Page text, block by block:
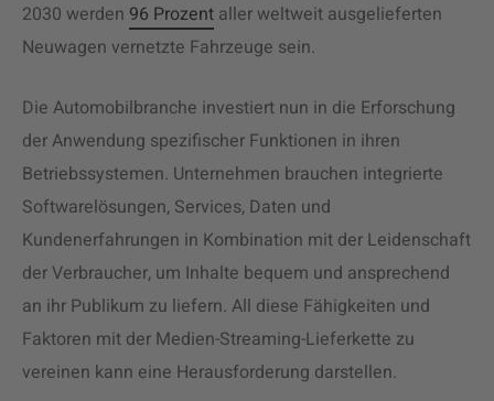
2030 werden 96 Prozent aller weltweit ausgelieferten
Neuwagen vernetzte Fahrzeuge sein.
Die Automobilbranche investiert nun in die Erforschung
der Anwendung spezifischer Funktionen in ihren
Betriebssystemen. Unternehmen brauchen integrierte
Softwarelösungen, Services, Daten und
Kundenerfahrungen in Kombination mit der Leidenschaft
der Verbraucher, um Inhalte bequem und ansprechend
an ihr Publikum zu liefern. All diese Fähigkeiten und
Faktoren mit der Medien-Streaming-Lieferkette zu
vereinen kann eine Herausforderung darstellen.